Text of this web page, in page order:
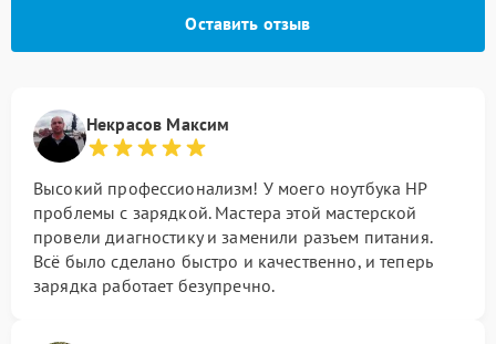
Оставить отзыв
Некрасов Максим
Высокий профессионализм! У моего ноутбука HP
проблемы с зарядкой. Мастера этой мастерской
провели диагностику и заменили разъем питания.
Всё было сделано быстро и качественно, и теперь
зарядка работает безупречно.